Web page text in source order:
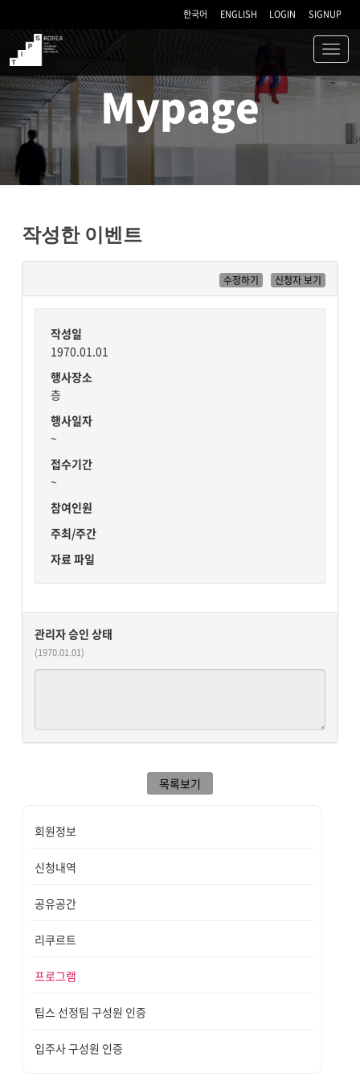
한국어 ENGLISH LOGIN SIGNUP
TIPS
Mypage
작성한 이벤트
수정하기 신청자 보기
작성일
1970.01.01
행사장소
층
행사일자
~
접수기간
~
참여인원
주최/주간
자료 파일
관리자 승인 상태
(1970.01.01)
목록보기
회원정보
신청내역
공유공간
리쿠르트
프로그램
팁스 선정팀 구성원 인증
입주사 구성원 인증